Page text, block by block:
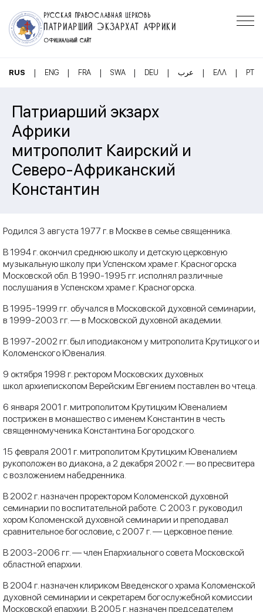
РУССКАЯ ПРАВОСЛАВНАЯ ЦЕРКОВЬ
ПАТРИАРШИЙ ЭКЗАРХАТ АФРИКИ
ОФИЦИАЛЬНЫЙ САЙТ
RUS | ENG | FRA | SWA | DEU | عرب | ΕΛΛ | PT
Патриарший экзарх
Африки
митрополит Каирский и
Северо-Африканский
Константин
Родился 3 августа 1977 г. в Москве в семье священника.
В 1994 г. окончил среднюю школу и детскую церковную
музыкальную школу при Успенском храме г. Красногорска
Московской обл. В 1990-1995 гг. исполнял различные
послушания в Успенском храме г. Красногорска.
В 1995-1999 гг. обучался в Московской духовной семинарии,
в 1999-2003 гг. — в Московской духовной академии.
В 1997-2002 гг. был иподиаконом у митрополита Крутицкого и
Коломенского Ювеналия.
9 октября 1998 г. ректором Московских духовных
школ архиепископом Верейским Евгением поставлен во чтеца.
6 января 2001 г. митрополитом Крутицким Ювеналием
пострижен в монашество с именем Константин в честь
священномученика Константина Богородского.
15 февраля 2001 г. митрополитом Крутицким Ювеналием
рукоположен во диакона, а 2 декабря 2002 г. — во пресвитера
с возложением набедренника.
В 2002 г. назначен проректором Коломенской духовной
семинарии по воспитательной работе. С 2003 г. руководил
хором Коломенской духовной семинарии и преподавал
сравнительное богословие, с 2007 г. — церковное пение.
В 2003-2006 гг. — член Епархиального совета Московской
областной епархии.
В 2004 г. назначен клириком Введенского храма Коломенской
духовной семинарии и секретарем богослужебной комиссии
Московской епархии. В 2005 г. назначен председателем